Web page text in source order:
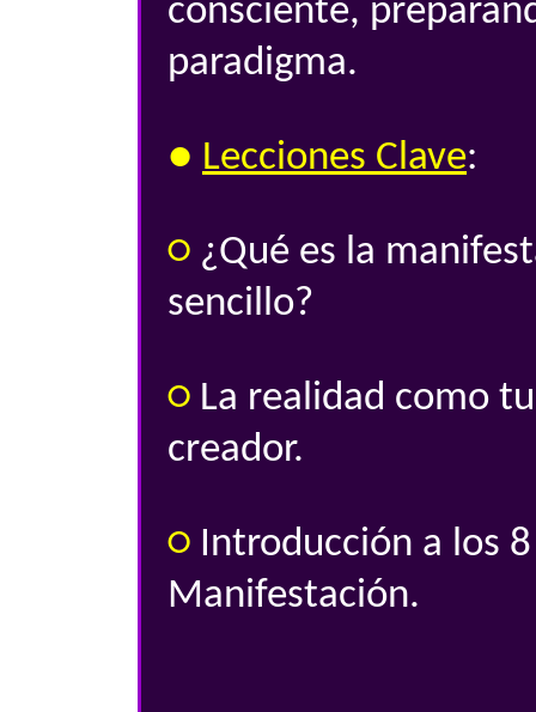
consciente,
paradigma.
● Lecciones Clave:
○ ¿Qué es la
sencillo?
○ La realidad como
creador.
○ Introducción a los
Manifestación.